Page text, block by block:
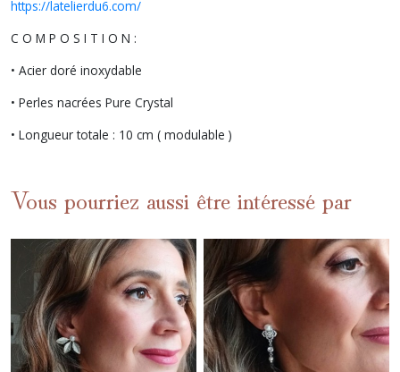
https://latelierdu6.com/
C O M P O S I T I O N :
• Acier doré inoxydable
• Perles nacrées Pure Crystal
• Longueur totale : 10 cm ( modulable )
Vous pourriez aussi être intéressé par